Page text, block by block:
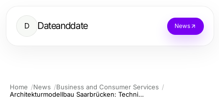
D Dateanddate News
Home News
Business and Consumer Services
Architekturmodellbau Saarbrücken: Techniken, Trends und Tipps für erfolgreiche Modelle